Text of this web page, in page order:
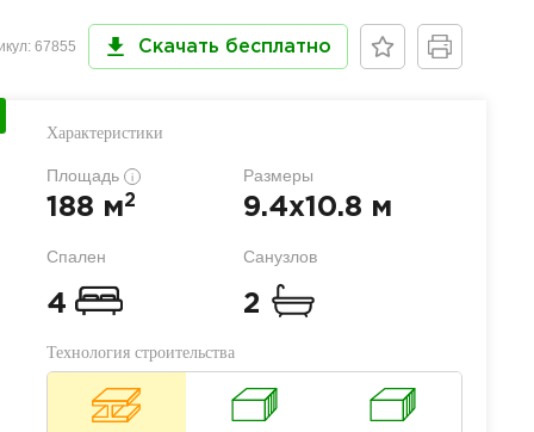
67855 Скачать бесплатно
Характеристики
Площадь i
188 м2
Размеры
9.4x10.8 м
Спален
4
Санузлов
2
Технология строительства